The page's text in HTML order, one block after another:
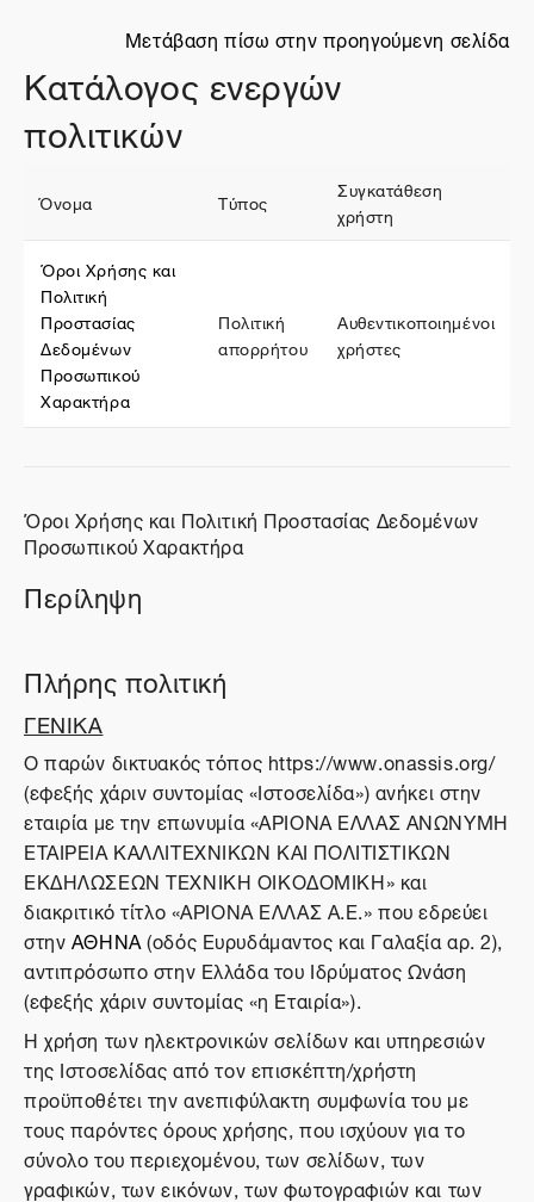
Μετάβαση πίσω στην προηγούμενη σελίδα
Κατάλογος ενεργών
πολιτικών
Όνομα Τύπος
Συγκατάθεση
χρήστη
Όροι Χρήσης και
Πολιτική
Προστασίας
Δεδομένων
Προσωπικού
Χαρακτήρα
Πολιτική
απορρήτου
Αυθεντικοποιημένοι
χρήστες
Όροι Χρήσης και Πολιτική Προστασίας Δεδομένων
Προσωπικού Χαρακτήρα
Περίληψη
Πλήρης πολιτική
ΓΕΝΙΚΑ
O παρών δικτυακός τόπος https://www.onassis.org/
(εφεξής χάριν συντομίας «Ιστοσελίδα») ανήκει στην
εταιρία με την επωνυμία «ΑΡΙΟΝΑ ΕΛΛΑΣ ΑΝΩΝΥΜΗ
ΕΤΑΙΡΕΙΑ ΚΑΛΛΙΤΕΧΝΙΚΩΝ ΚΑΙ ΠΟΛΙΤΙΣΤΙΚΩΝ
ΕΚΔΗΛΩΣΕΩΝ ΤΕΧΝΙΚΗ ΟΙΚΟΔΟΜΙΚΗ» και
διακριτικό τίτλο «ΑΡΙΟΝΑ ΕΛΛΑΣ Α.Ε.» που εδρεύει
στηνΑΘΗΝΑ(οδός Ευρυδάμαντος και Γαλαξία αρ. 2),
αντιπρόσωπο στην Ελλάδα του Ιδρύματος Ωνάση
(εφεξής χάριν συντομίας «η Εταιρία»).
Η χρήση των ηλεκτρονικών σελίδων και υπηρεσιών
της Ιστοσελίδας από τον επισκέπτη/χρήστη
προϋποθέτει την ανεπιφύλακτη συμφωνία του με
τους παρόντες όρους χρήσης, που ισχύουν για το
σύνολο του περιεχομένου, των σελίδων, των
γραφικών, των εικόνων, των φωτογραφιών και των